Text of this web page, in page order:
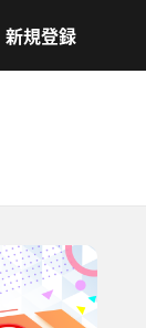
新規登録